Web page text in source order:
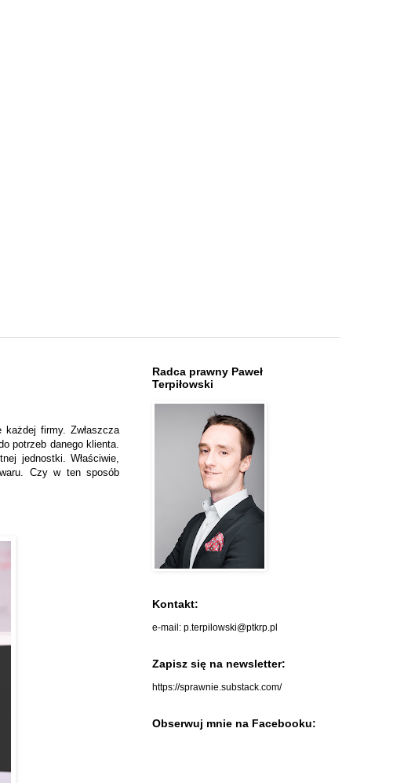
firmy. Zwłaszcza
potrzeb danego klienta.
jednostki. Właściwie,
Czy w ten sposób
Radca prawny Paweł
Terpiłowski
Kontakt:
e-mail: p.terpilowski@ptkrp.pl
Zapisz się na newsletter:
https://sprawnie.substack.com/
Obserwuj mnie na Facebooku: